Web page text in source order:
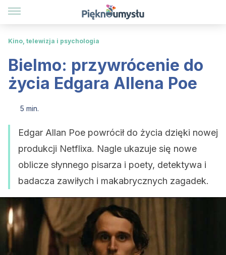
Kino, telewizja i psychologia
Bielmo: przywrócenie do
życia Edgara Allena Poe
5 min.
Edgar Allan Poe powrócił do życia dzięki nowej
produkcji Netflixa. Nagle ukazuje się nowe
oblicze słynnego pisarza i poety, detektywa i
badacza zawiłych i makabrycznych zagadek.